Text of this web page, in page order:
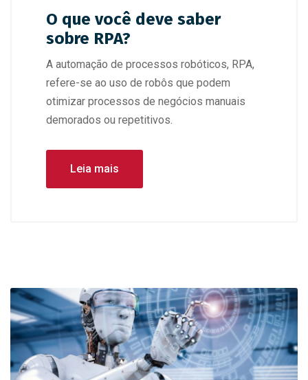
O que você deve saber
sobre RPA?
A automação de processos robóticos, RPA,
refere-se ao uso de robôs que podem
otimizar processos de negócios manuais
demorados ou repetitivos.
Leia mais